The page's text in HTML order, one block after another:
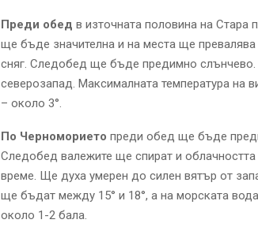
Преди обед в източната половина на Стара
ще бъде значителна и на места ще
сняг. Следобед ще бъде предимно
северозапад. Максималната температура на
– около 3°.
По Черноморието преди обед ще бъде
Следобед валежите ще спират и
време. Ще духа умерен до силен вятър от
ще бъдат между 15° и 18°, а на морската
около 1-2 бала.